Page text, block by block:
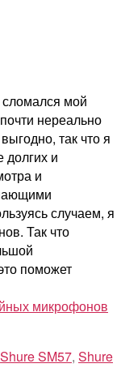
мой
нереально
так что я
долгих и
и
случаем, я
Так что
поможет
микрофонов
Shure SM57, Shure